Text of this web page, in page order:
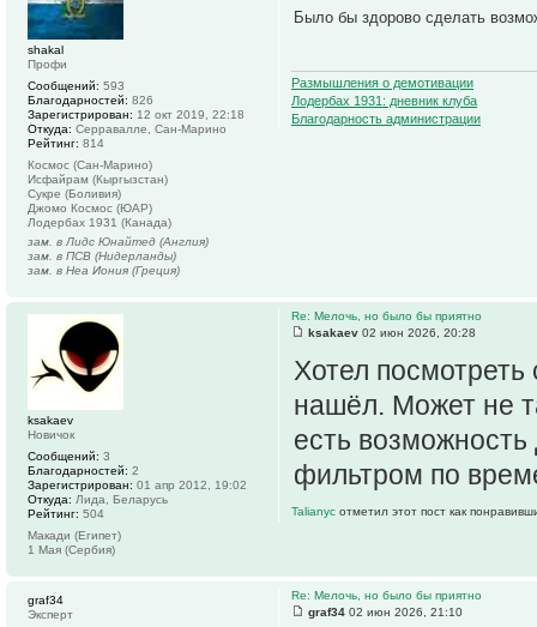
Было бы здорово сделать
Размышления о демотивации
Лодербах 1931: дневник клуба
Благодарность администрации
shakal
Профи
Сообщений: 593
Благодарностей: 826
Зарегистрирован: 12 окт 2019, 22:18
Откуда: Серравалле, Сан-Марино
Рейтинг: 814
Космос (Сан-Марино)
Исфайрам (Кыргызстан)
Сукре (Боливия)
Джомо Космос (ЮАР)
Лодербах 1931 (Канада)
зам. в Лидс Юнайтед (Англия)
зам. в ПСВ (Нидерланды)
зам. в Неа Иония (Греция)
Re: Мелочь, но было бы приятно
ksakaev 02 июн 2026, 20:28
Хотел посмотреть
нашёл. Может не
есть
фильтром по
Talianyc отметил этот пост как
ksakaev
Новичок
Сообщений: 3
Благодарностей: 2
Зарегистрирован: 01 апр 2012, 19:02
Откуда: Лида, Беларусь
Рейтинг: 504
Макади (Египет)
1 Мая (Сербия)
Re: Мелочь, но было бы приятно
graf34 02 июн 2026, 21:10
graf34
Эксперт